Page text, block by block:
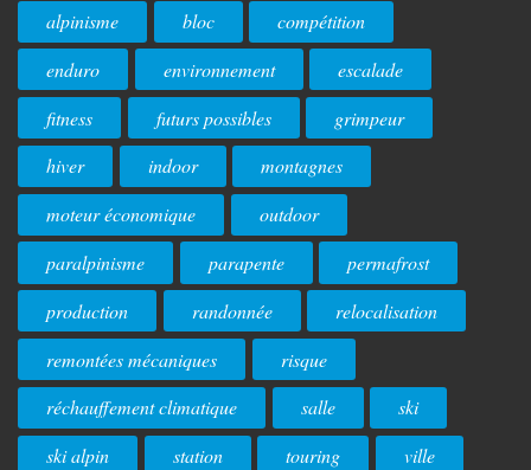
alpinisme bloc
compétition
enduro
environnement
escalade
fitness
futurs possibles
grimpeur
hiver
indoor
montagnes
moteur économique
outdoor
paralpinisme
parapente
permafrost
production
randonnée
relocalisation
remontées mécaniques
risque
réchauffement climatique
salle
ski
ski alpin
station touring ville